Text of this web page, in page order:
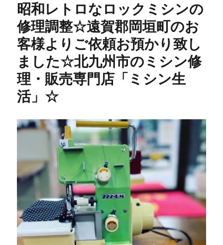
ペ
ー
ス
セ
ッ
タ
修
前
の
昭
和
レ
ロ
ミ
シ
ン
を
昭和レトロなロックミシンの
修理調整☆遠賀郡岡垣町のお
客様よりご依頼お預かり致し
ました☆北九州市のミシン修
理・販売専門店「ミシン生
活」☆